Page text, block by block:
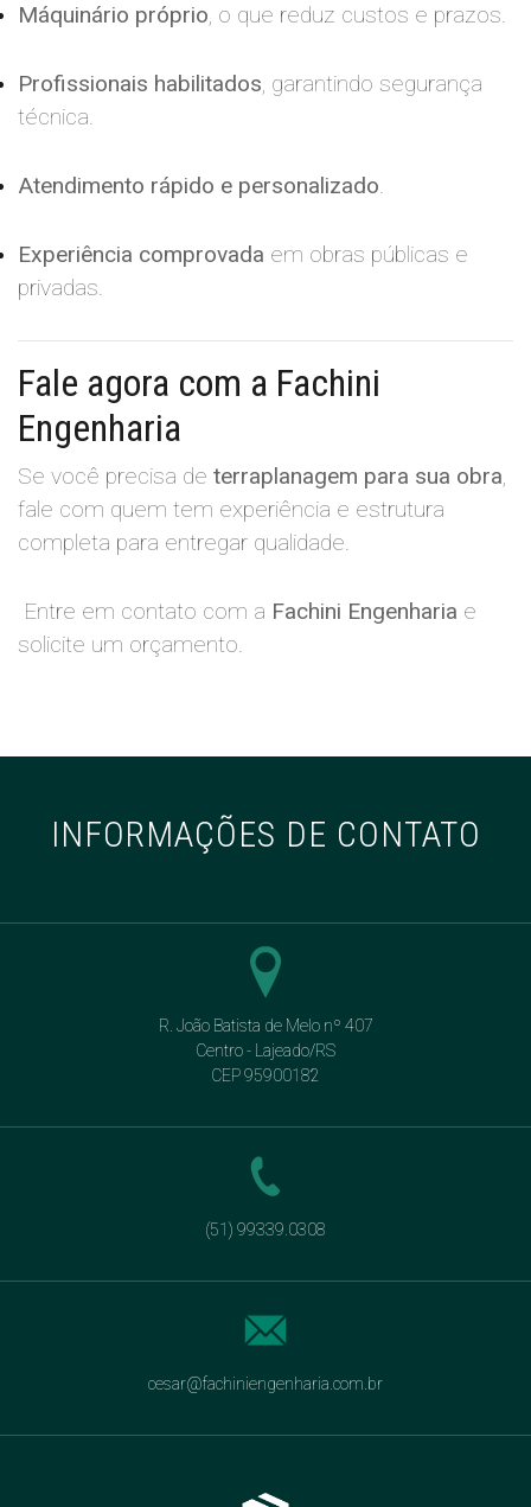
Máquinário próprio, o que reduz custos e prazos.
Profissionais habilitados, garantindo segurança
técnica.
Atendimento rápido e personalizado.
Experiência comprovada em obras públicas e
privadas.
Fale agora com a Fachini
Engenharia
Se você precisa de terraplanagem para sua obra,
fale com quem tem experiência e estrutura
completa para entregar qualidade.
Entre em contato com a Fachini Engenharia e
solicite um orçamento.
INFORMAÇÕES DE CONTATO
R. João Batista de Melo nº 407
Centro - Lajeado/RS
CEP 95900182
(51) 99339.0308
cesar@fachiniengenharia.com.br